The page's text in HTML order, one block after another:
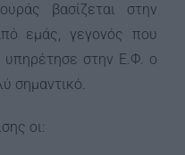
βασίζεται στην
εμάς, γεγονός που
υπηρέτησε στην Ε.Φ. ο
σημαντικό.
οι: